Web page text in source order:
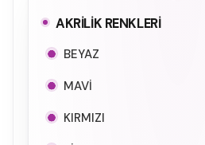
AKRİLİK RENKLERİ
BEYAZ
MAVİ
KIRMIZI